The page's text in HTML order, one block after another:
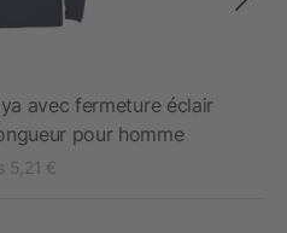
avec fermeture éclair
pour homme
5,21 €